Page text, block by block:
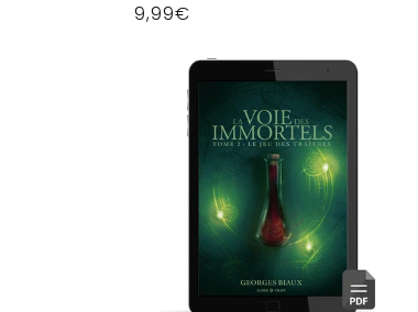
Prix
9,99€